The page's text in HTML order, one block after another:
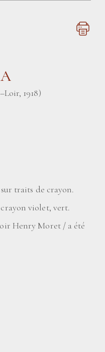
1918)
traits de crayon.
violet, vert.
Henry Moret / a été